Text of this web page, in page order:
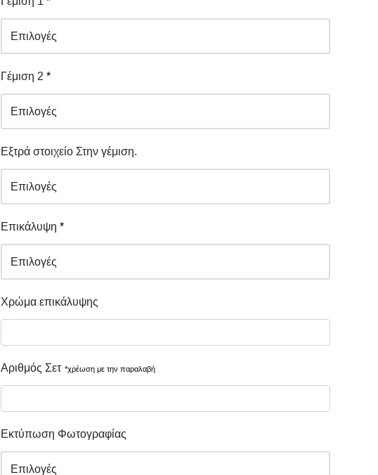
Γέμιση 2 *
Εξτρά στοιχείο Στην γέμιση.
Επικάλυψη *
Χρώμα επικάλυψης
Αριθμός Σετ *χρέωση με την παραλαβή
Εκτύπωση Φωτογραφίας